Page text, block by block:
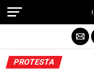
PROTESTA
Exit